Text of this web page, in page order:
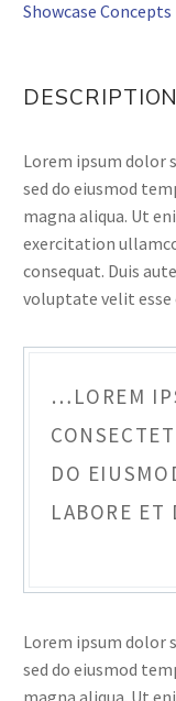
Showcase
DESCRIPTION
Lorem ipsum dolor
sed do eiusmod
magna aliqua. Ut
exercitation
consequat. Duis
voluptate velit
…LOREM
DO
LABORE ET
Lorem ipsum dolor
sed do eiusmod
magna aliqua. Ut